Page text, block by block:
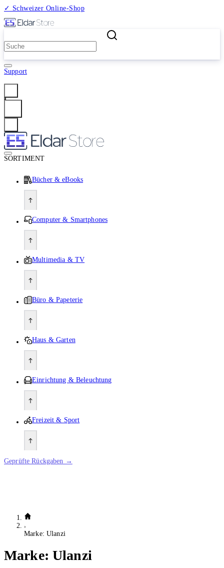
✓ Schweizer Online-Shop
Support
SORTIMENT
Bücher & eBooks
Computer & Smartphones
Multimedia & TV
Büro & Papeterie
Haus & Garten
Einrichtung & Beleuchtung
Freizeit & Sport
Geprüfte Rückgaben →
Marke: Ulanzi
Marke: Ulanzi